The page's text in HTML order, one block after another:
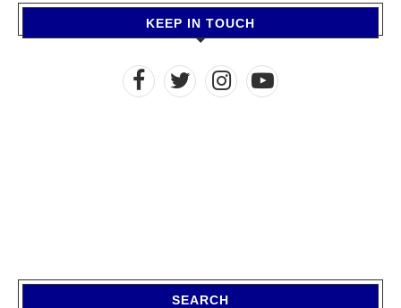
KEEP IN TOUCH
SEARCH